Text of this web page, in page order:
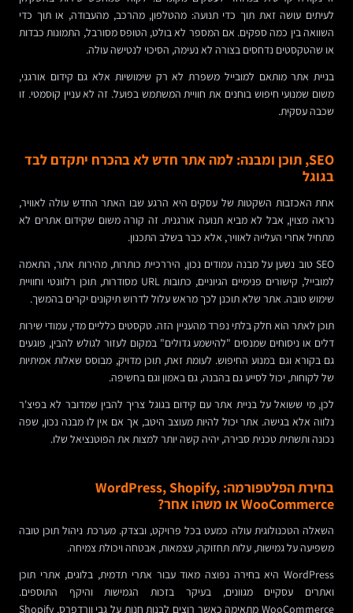
לעיתים עושה זאת תוך כדי תנועה: מהטלפון, מהרכב, מהעבודה, או תוך כדי
השוואה בין כמה ספקים. אם המספר לא בולט, הטופס מסורבל, התמונות כבדות
או שהטקסטים נדחסים בצורה לא נעימה, הסיכוי לנטישה עולה.
בניית אתר מותאם למובייל משפרת לא רק שימושיות אלא גם קידום אורגני,
משום שמנועי חיפוש בוחנים את חוויית המשתמש בפועל. זה לא עניין קוסמטי. זו
שכבה עסקית.
SEO, תוכן ומבנה: למה אתר חדש לא בהכרח יתקדם לבד
בגוגל
אחת האכזבות השקטות של עסקים היא הרגע שבו האתר החדש עולה לאוויר,
נראה מצוין, אבל לא מביא תנועה אורגנית. זה קורה משום שקידום אתרים לא
מתחיל אחרי העלייה לאוויר, אלא כבר בשלב התכנון.
SEO טוב נשען על מבנה עמודים נכון, היררכיית כותרות, מהירות אתר, התאמה
למובייל, קישורים פנימיים הגיוניים, כתובות URL מסודרות, תוכן רלוונטי וחוויית
שימוש טובה. אתר שלא תוכנן לכך מראש עלול לדרוש תיקונים יקרים בהמשך.
תוכן לאתר הוא חלק בלתי נפרד מהעניין הזה. טקסטים כלליים מדי, עמודי שירות
דלים או ניסוחים שמנסים "להישמע גדולים" במקום לעזור לגולש להבין, פוגעים
גם בקורא וגם במנוע החיפוש. לעומת זאת, תוכן מדויק, מבוסס שאלות אמיתיות
של לקוחות, יכול לסייע גם בהבנה, גם באמון וגם בחשיפה.
לכן, מי ששואל על בניית אתר עם קידום בגוגל צריך להבין שמדובר לא בפיצ'ר
נלווה אלא בגישה. אתר יכול להיות מעוצב היטב, אך אם אין לו מבנה נכון, שפה
נכונה ותשתית טכנית סבירה, יהיה קשה יותר למצות את הפוטנציאל שלו.
בחירת הפלטפורמה: WordPress, Shopify,
WooCommerce או משהו אחר?
השאלה הטכנולוגית עולה כמעט בכל פרויקט, ובצדק. מערכת ניהול תוכן טובה
משפיעה על גמישות, עלות תחזוקה, עצמאות, אבטחה ויכולת צמיחה.
WordPress היא בחירה נפוצה מאוד עבור אתרי תדמית, בלוגים, אתרי תוכן
ואתרים עסקיים מגוונים, בעיקר בזכות הגמישות והיקף התוספים.
WooCommerce מתאימה כאשר רוצים לבנות חנות על גבי וורדפרס. Shopify